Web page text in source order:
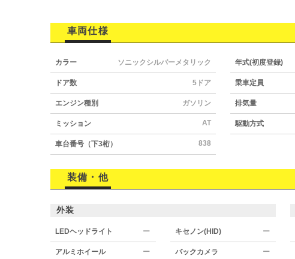
車両仕様
カラー ソニックシルバーメタリック 年式(初度登録)
ドア数 5ドア 乗車定員
エンジン種別 ガソリン 排気量
ミッション AT 駆動方式
車台番号（下3桁） 838
装備・他
外装
LEDヘッドライト ー キセノン(HID) ー
アルミホイール ー バックカメラ ー